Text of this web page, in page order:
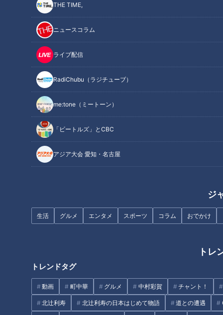
THE TIME,
ニュースコラム
ライブ配信
RadiChubu（ラジチューブ）
me:tone（ミートーン）
「ビートルズ」とCBC
アジア大会 愛知・名古屋
ジ
生活 グルメ エンタメ スポーツ コラム おでかけ
トレ
トレンドタグ
動画 町中華 グルメ 中村彩賀 チャント！
北辻利寿 北辻利寿の日本はじめて物語 道との遭遇
画像：CBCテレビ
ことし4月に入社したCBCの新人アナウンサーを紹介させてく
ださい。
小川実桜（おがわ みお)、瀧川幸樹（たきがわ こうき）、友廣
南実（ともひろ みなみ）、中村彩賀（なかむら あやか）の各
（新人アナウンサー4人）
よろしくお願いします！